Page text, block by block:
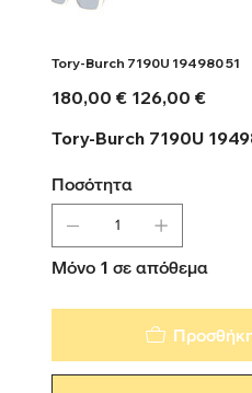
Tory-Burch 7190U 194980 51
Αρχική
τιμή
180,00 €
Τιμή
έκπτωσης
126,00 €
Tory-Burch 7190U
Ποσότητα
Μόνο 1 σε απόθεμα